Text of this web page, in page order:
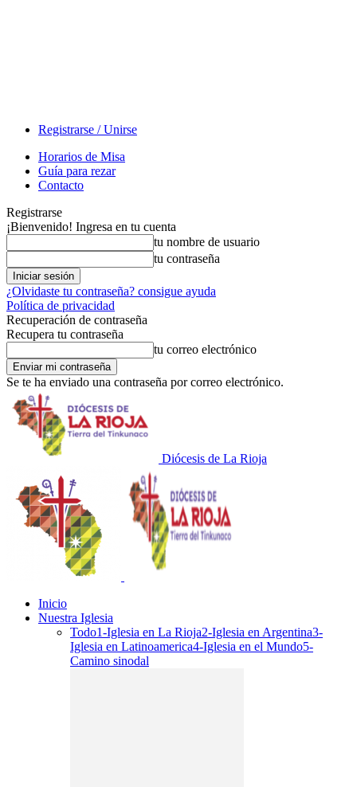
Registrarse / Unirse
Horarios de Misa
Guía para rezar
Contacto
Registrarse
¡Bienvenido! Ingresa en tu cuenta
tu nombre de usuario
tu contraseña
¿Olvidaste tu contraseña? consigue ayuda
Política de privacidad
Recuperación de contraseña
Recupera tu contraseña
tu correo electrónico
Se te ha enviado una contraseña por correo electrónico.
Diócesis de La Rioja
Inicio
Nuestra Iglesia
Todo1-Iglesia en La Rioja2-Iglesia en Argentina3-
Iglesia en Latinoamerica4-Iglesia en el Mundo5-
Camino sinodal